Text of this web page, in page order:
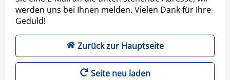
werden uns bei Ihnen melden. Vielen Dank für Ihre
Geduld!
Zurück zur Hauptseite
Seite neu laden